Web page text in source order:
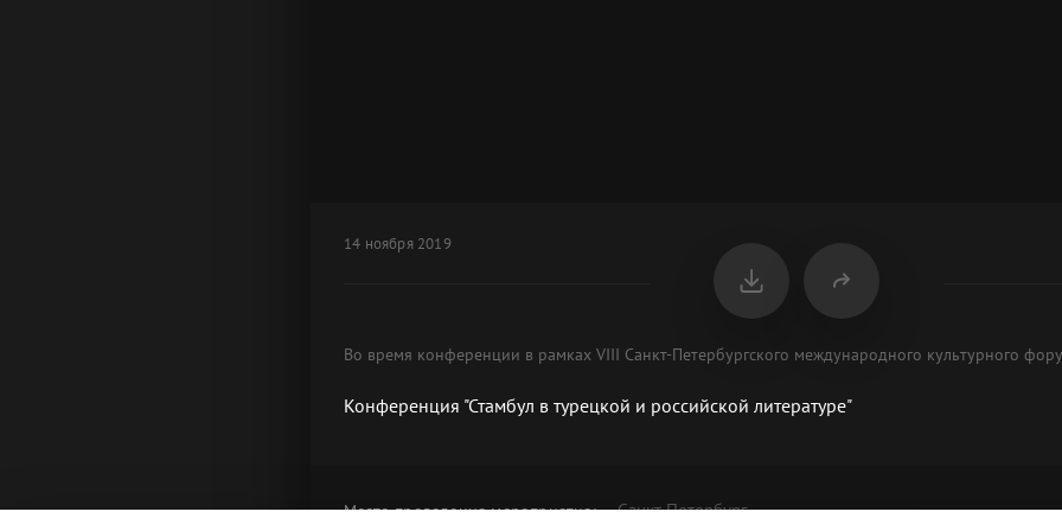
14 ноября 2019
Во время конференции в рамках VIII Санкт-Петербургского международного культурного
Конференция "Стамбул в турецкой и российской литературе"
Место проведениямероприятия: Санкт-Петербург